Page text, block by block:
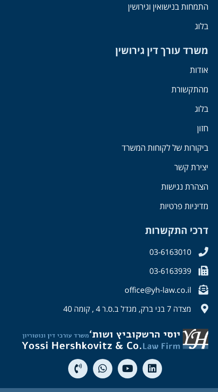
התמחות בנישואין וגירושין
בלוג
משרד עורך דין גירושין
אודות
מהתקשורת
בלוג
חזון
ביקורות של לקוחות המשרד
יצירת קשר
הצהרת נגישות
מדיניות פרטיות
דרכי התקשרות
03-6163010
03-6163939
office@yh-law.co.il
מצדה 7 בני ברק, מגדל ב.ס.ר 4 , קומה 40